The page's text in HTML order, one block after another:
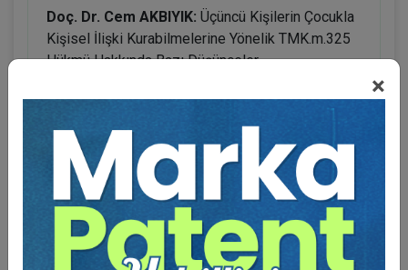
×
Doç. Dr. Cem AKBIYIK: Üçüncü Kişilerin Çocukla
Kişisel İlişki Kurabilmelerine Yönelik TMK.m.325
Hükmü Hakkında Bazı Düşünceler
Doç. Dr. Sera REYHANÎ YÜKSEL:Anne ve
Velayetin Kaldırılması Gerekçesi Olabilir Mi?